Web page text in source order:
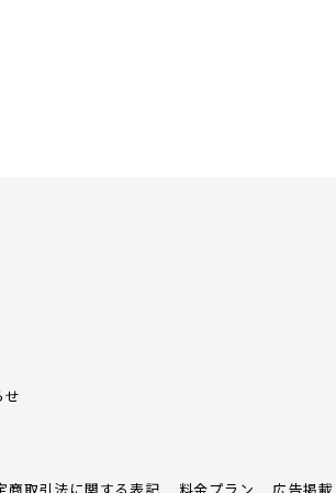
スタッフは女性のみを採
る。スタッフの人数やベッ
せ